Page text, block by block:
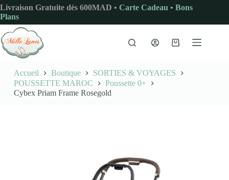
Passer
au
contenu
Livraison Gratuite dès 600MAD • Carte Cadeau • Bons
Plans
Panier
Accueil Boutique
SORTIES & VOYAGES
POUSSETTE MAROC
Poussette 0+
Cybex Priam Frame Rosegold